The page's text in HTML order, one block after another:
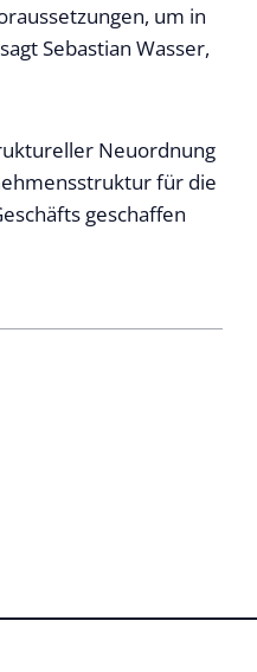
um in
Sebastian Wasser,
Neuordnung
für die
geschaffen